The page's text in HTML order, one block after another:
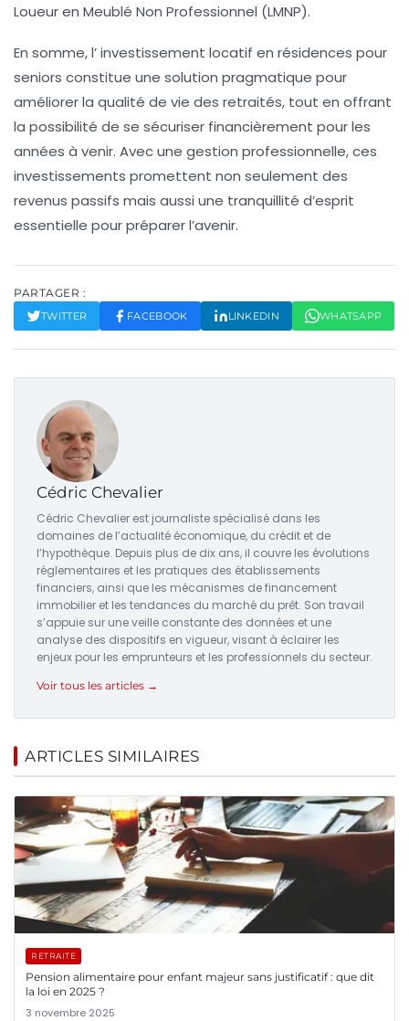
Loueur en Meublé Non Professionnel (LMNP).
En somme, l’investissement locatif en résidences pour
seniors constitue une solution pragmatique pour
améliorer la qualité de vie des retraités, tout en offrant
la possibilité de se sécuriser financièrement pour les
années à venir. Avec une gestion professionnelle, ces
investissements promettent non seulement des
revenus passifs mais aussi une tranquillité d’esprit
essentielle pour préparer l’avenir.
PARTAGER :
TWITTER FACEBOOK LINKEDIN WHATSAPP
Cédric Chevalier
Cédric Chevalier est journaliste spécialisé dans les
domaines de l’actualité économique, du crédit et de
l’hypothèque. Depuis plus de dix ans, il couvre les évolutions
réglementaires et les pratiques des établissements
financiers, ainsi que les mécanismes de financement
immobilier et les tendances du marché du prêt. Son travail
s’appuie sur une veille constante des données et une
analyse des dispositifs en vigueur, visant à éclairer les
enjeux pour les emprunteurs et les professionnels du secteur.
Voir tous les articles →
ARTICLES SIMILAIRES
RETRAITE
Pension alimentaire pour enfant majeur sans justificatif : que dit
la loi en 2025 ?
3 novembre 2025